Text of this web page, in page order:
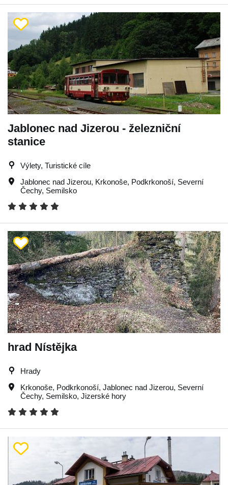
Jablonec nad Jizerou - železniční
stanice
Výlety, Turistické cíle
Jablonec nad Jizerou, Krkonoše, Podkrkonoší, Severní
Čechy, Semilsko
hrad Nístějka
Hrady
Krkonoše, Podkrkonoší, Jablonec nad Jizerou, Severní
Čechy, Semilsko, Jizerské hory